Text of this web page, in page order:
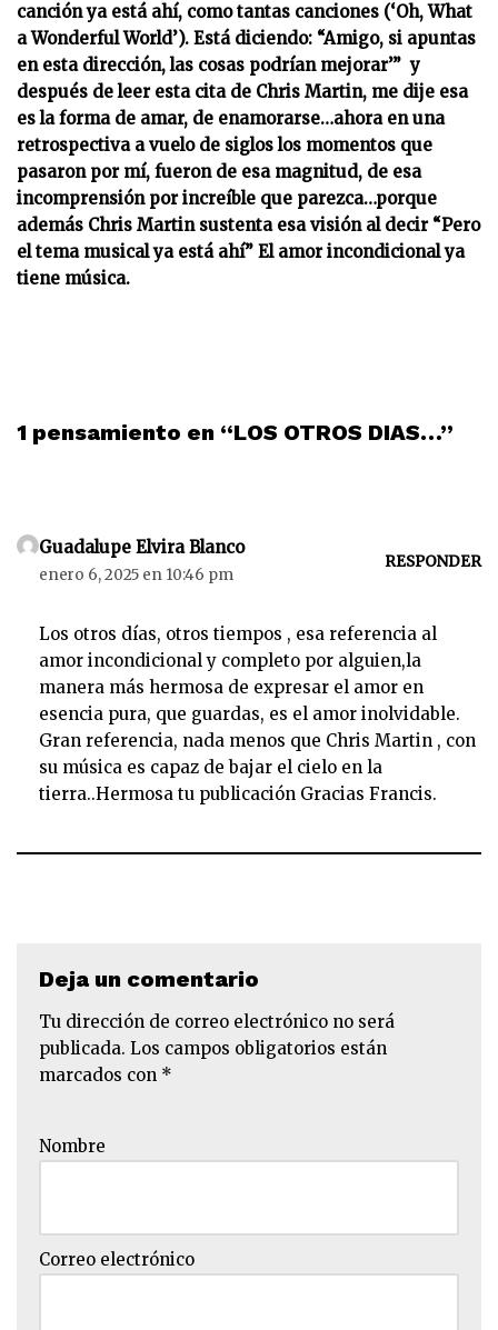
canción ya está ahí, como tantas canciones (‘Oh, What
a Wonderful World’). Está diciendo: “Amigo, si apuntas
en esta dirección, las cosas podrían mejorar’” y
después de leer esta cita de Chris Martin, me dije esa
es la forma de amar, de enamorarse…ahora en una
retrospectiva a vuelo de siglos los momentos que
pasaron por mí, fueron de esa magnitud, de esa
incomprensión por increíble que parezca…porque
además Chris Martin sustenta esa visión al decir “Pero
el tema musical ya está ahí” El amor incondicional ya
tiene música.
1 pensamiento en “LOS OTROS DIAS…”
Guadalupe Elvira Blanco
enero 6, 2025 en 10:46 pm
RESPONDER
Los otros días, otros tiempos , esa referencia al
amor incondicional y completo por alguien,la
manera más hermosa de expresar el amor en
esencia pura, que guardas, es el amor inolvidable.
Gran referencia, nada menos que Chris Martin , con
su música es capaz de bajar el cielo en la
tierra..Hermosa tu publicación Gracias Francis.
Deja un comentario
Tu dirección de correo electrónico no será
publicada. Los campos obligatorios están
marcados con *
Nombre
Correo electrónico